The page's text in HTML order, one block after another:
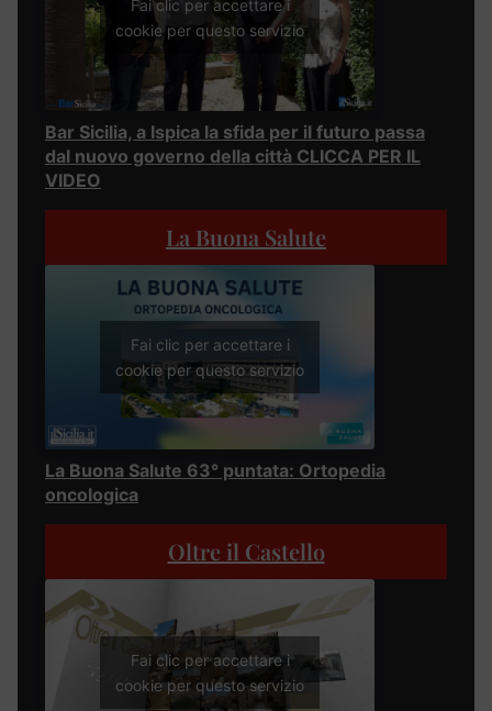
Fai clic per accettare i
cookie per questo servizio
Bar Sicilia, a Ispica la sfida per il futuro passa
dal nuovo governo della città CLICCA PER IL
VIDEO
La Buona Salute
Fai clic per accettare i
cookie per questo servizio
La Buona Salute 63° puntata: Ortopedia
oncologica
Oltre il Castello
Fai clic per accettare i
cookie per questo servizio